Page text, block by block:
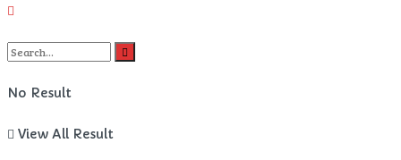
No Result
View All Result